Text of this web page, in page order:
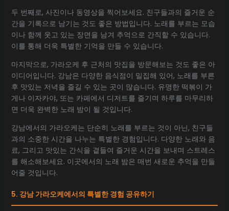
두 번째로, 사진이나 동영상을 찍어보세요. 친구들과의 즐거운 순
간을 기록으로 남기는 것도 좋은 방법입니다. 노래를 부르는 모습
이나 함께 웃고 있는 장면을 남겨 추억으로 간직할 수 있습니다.
이를 통해 더욱 특별한 기억을 만들 수 있습니다.
마지막으로, 가라오케 후 근처의 맛집을 방문해보는 것도 좋은 아
이디어입니다. 강남은 다양한 음식점이 밀집해 있어, 노래를 부른
후 맛있는 저녁을 즐길 수 있는 곳이 많습니다. 유명한 떡볶이 가
게나 이자카야, 또는 카페에서 디저트를 즐기며 하루를 마무리하
면 더욱 완벽한 노래 밤이 될 것입니다.
강남에서의 가라오케는 단순히 노래를 부르는 것이 아닌, 친구들
과의 소중한 시간을 나누는 특별한 경험입니다. 다양한 노래와 음
료, 그리고 맛있는 간식을 곁들여 즐거운 시간을 보내며 스트레스
를 해소해보세요. 이곳에서의 노래 밤은 매번 새로운 추억을 만들
어줄 것입니다.
5. 강남 가라오케에서의 특별한 경험 공유하기